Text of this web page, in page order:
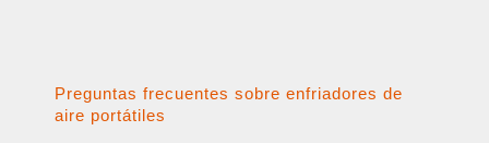
Preguntas frecuentes sobre enfriadores de
aire portátiles